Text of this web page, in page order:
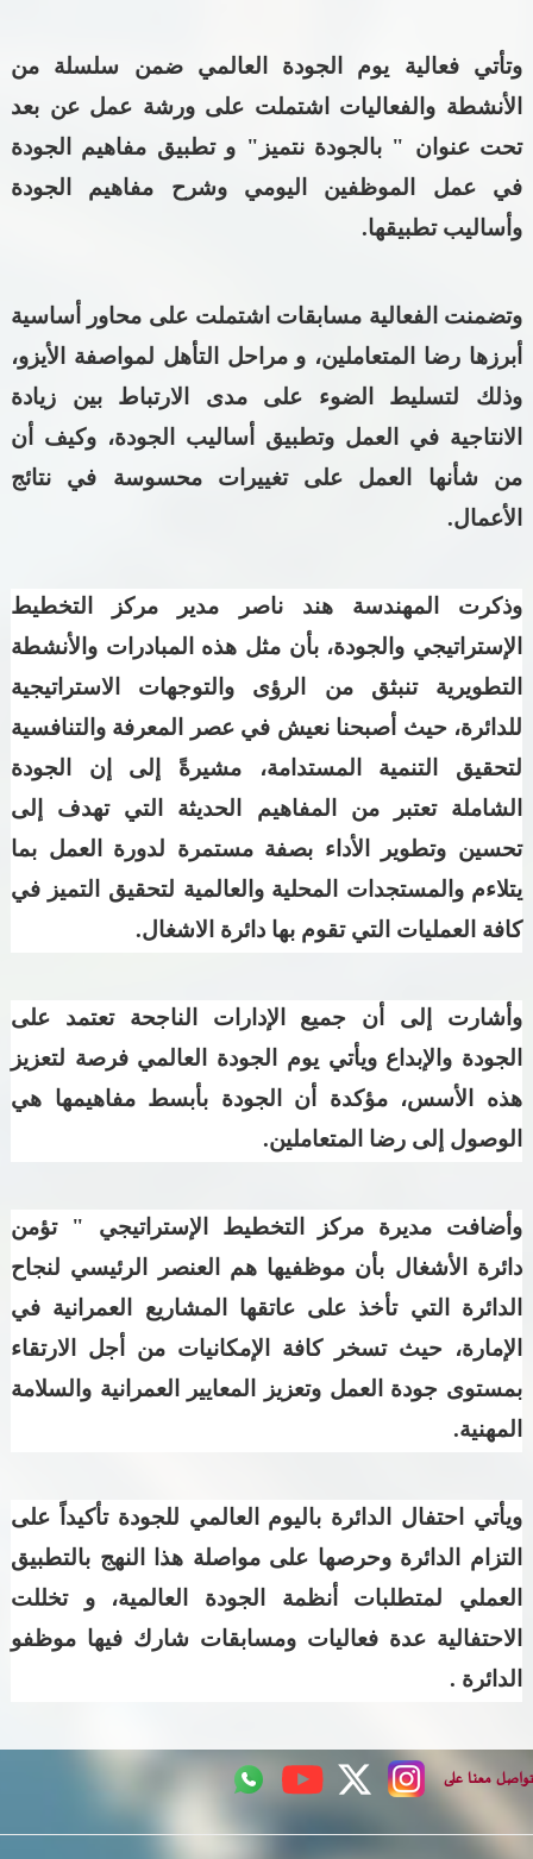
خدمات الموظفين
المكتبة الإلكترونية
وتأتي فعالية يوم الجودة العالمي ضمن سلسلة من
الأنشطة والفعاليات اشتملت على ورشة عمل عن بعد
تحت عنوان " بالجودة نتميز" و تطبيق مفاهيم الجودة
في عمل الموظفين اليومي وشرح مفاهيم الجودة
وأساليب تطبيقها.
وتضمنت الفعالية مسابقات اشتملت على محاور أساسية
أبرزها رضا المتعاملين، و مراحل التأهل لمواصفة الأيزو،
وذلك لتسليط الضوء على مدى الارتباط بين زيادة
الانتاجية في العمل وتطبيق أساليب الجودة، وكيف أن
من شأنها العمل على تغييرات محسوسة في نتائج
الأعمال.
وذكرت المهندسة هند ناصر مدير مركز التخطيط
الإستراتيجي والجودة، بأن مثل هذه المبادرات والأنشطة
التطويرية تنبثق من الرؤى والتوجهات الاستراتيجية
للدائرة، حيث أصبحنا نعيش في عصر المعرفة والتنافسية
لتحقيق التنمية المستدامة، مشيرةً إلى إن الجودة
الشاملة تعتبر من المفاهيم الحديثة التي تهدف إلى
تحسين وتطوير الأداء بصفة مستمرة لدورة العمل بما
يتلاءم والمستجدات المحلية والعالمية لتحقيق التميز في
كافة العمليات التي تقوم بها دائرة الاشغال.
وأشارت إلى أن جميع الإدارات الناجحة تعتمد على
الجودة والإبداع ويأتي يوم الجودة العالمي فرصة لتعزيز
هذه الأسس، مؤكدة أن الجودة بأبسط مفاهيمها هي
الوصول إلى رضا المتعاملين.
وأضافت مديرة مركز التخطيط الإستراتيجي " تؤمن
دائرة الأشغال بأن موظفيها هم العنصر الرئيسي لنجاح
الدائرة التي تأخذ على عاتقها المشاريع العمرانية في
الإمارة، حيث تسخر كافة الإمكانيات من أجل الارتقاء
بمستوى جودة العمل وتعزيز المعايير العمرانية والسلامة
المهنية.
ويأتي احتفال الدائرة باليوم العالمي للجودة تأكيداً على
التزام الدائرة وحرصها على مواصلة هذا النهج بالتطبيق
العملي لمتطلبات أنظمة الجودة العالمية، و تخللت
الاحتفالية عدة فعاليات ومسابقات شارك فيها موظفو
الدائرة .
معنا على